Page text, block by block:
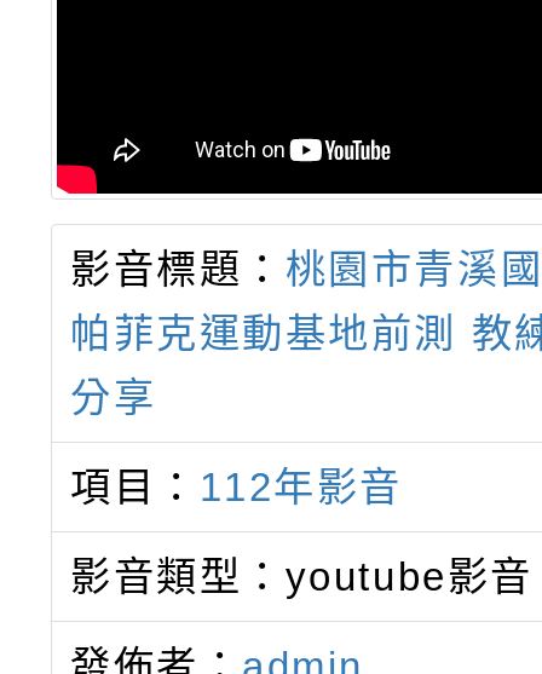
影音標題： 桃園市青溪
帕菲克運動基地前測 教
分享
項目： 112年影音
影音類型：youtube影音